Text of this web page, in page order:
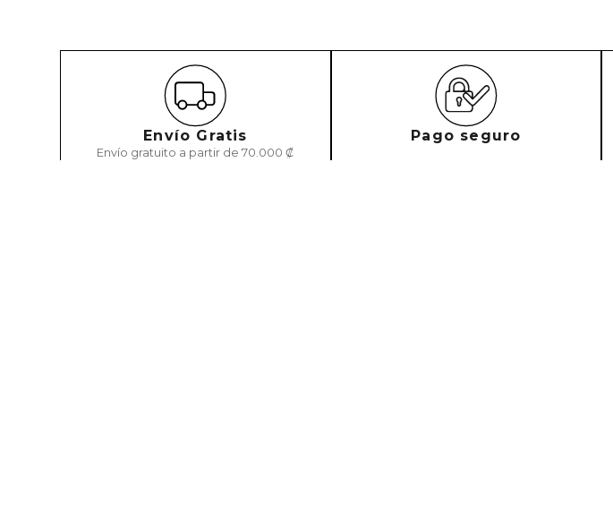
Envío Gratis
Envío gratuito a partir de 70.000 ₡
Pago seguro